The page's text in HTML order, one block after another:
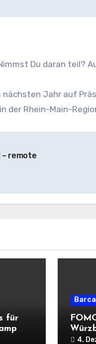
Du daran teil?
nächsten Jahr auf
der Rhein-Main-
– remote
für
4.